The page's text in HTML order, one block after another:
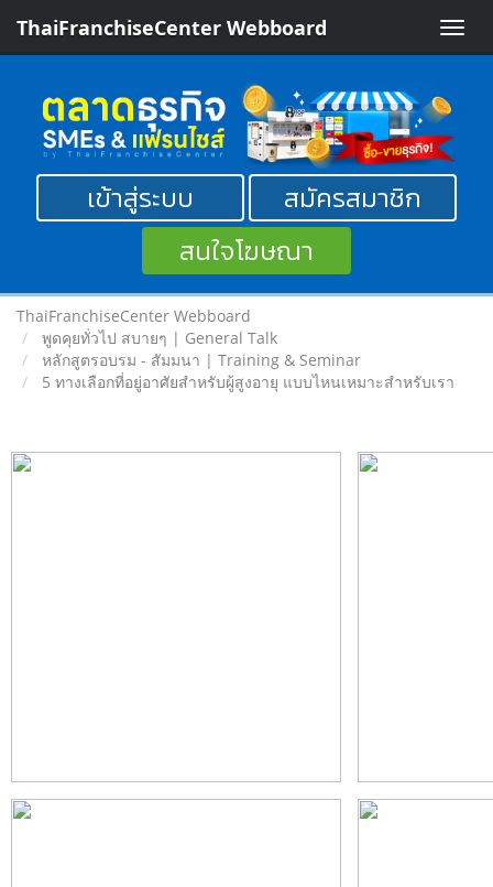
Toggle
ThaiFranchiseCenter Webboard
เข้าสู่ระบบ
สมัครสมาชิก
สนใจโฆษณา
ThaiFranchiseCenter Webboard
พูดคุยทั่วไป สบายๆ | General Talk
หลักสูตรอบรม - สัมมนา | Training & Seminar
5 ทางเลือกที่อยู่อาศัยสำหรับผู้สูงอายุ แบบไหนเหมาะสำหรับเรา